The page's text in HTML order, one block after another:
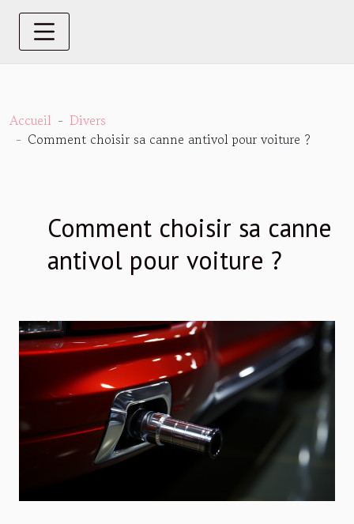
Accueil
Divers
Comment choisir sa canne antivol pour voiture ?
Comment choisir sa canne
antivol pour voiture ?